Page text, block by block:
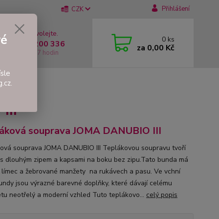
CZK Přihlášení
si rady? Zavolejte.
737 200 336
Pátek: 8 - 17 hodin
0 ks
za 0,00 Kč
III
III
souprava JOMA DANUBIO III
souprava JOMA DANUBIO III Teplákovou soupravu tvoří
dlouhým zipem a kapsami na boku bez zipu.Tato bunda má
a žebrované manžety na rukávech a pasu. Ve vchní
jsou výrazné barevné doplňky, které dávají celému
neotřelý a moderní vzhled Tuto teplákovo... celý popis